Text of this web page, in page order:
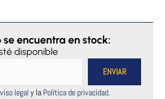
encuentra en stock:
disponible
legal y la Política de privacidad